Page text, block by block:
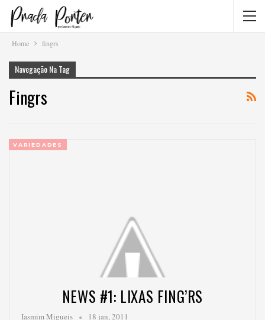
Home fingrs
Navegação Na Tag
Fingrs
VARIEDADES
NEWS #1: LIXAS FING’RS
Iasmim Migueis 18 jan, 2011